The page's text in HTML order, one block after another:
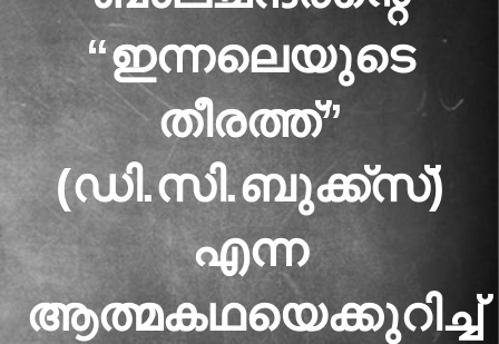
“ഇന്നലെയുടെ
തീരത്ത്”
(ഡി.സി.ബുക്ക്സ്)
എന്ന
ആത്മകഥയെക്കുറിച്ച്